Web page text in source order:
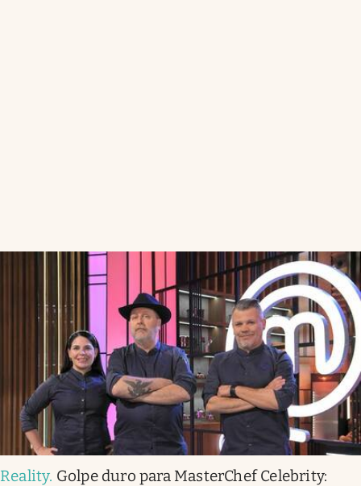
Reality. Golpe duro para MasterChef Celebrity: